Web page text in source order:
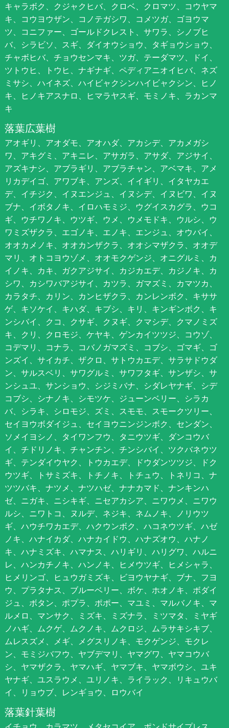
キャラボク、クジャクヒバ、クロベ、クロマツ、コウヤマ
キ、コウヨウザン、コノテガシワ、コメツガ、ゴヨウマ
ツ、コニファー、ゴールドクレスト、サワラ、シノブヒ
バ、シラビソ、スギ、ダイオウショウ、タギョウショウ、
チャボヒバ、チョウセンマキ、ツガ、テーダマツ、ドイ、
ツトウヒ、トウヒ、ナギナギ、ペディアニオイヒバ、ネズ
ミサシ、ハイネズ、ハイビャクシンハイビャクシン、ヒノ
キ、ヒノキアスナロ、ヒマラヤスギ、モミノキ、ラカンマ
キ
落葉広葉樹
アオギリ、アオダモ、アオハダ、アカシデ、アカメガシ
ワ、アキグミ、アキニレ、アサガラ、アサダ、アジサイ、
アズキナシ、アブラギリ、アブラチャン、アベマキ、アメ
リカデイゴ、アワブキ、アンズ、イイギリ、イタヤカエ
デ、イチジク、イヌエンジュ、イヌシデ、イヌビワ、イヌ
ブナ、イボタノキ、イロハモミジ、ウグイスカグラ、ウコ
ギ、ウチワノキ、ウツギ、ウメ、ウメモドキ、ウルシ、ウ
ワミズザクラ、エゴノキ、エノキ、エンジュ、オウバイ、
オオカメノキ、オオカンザクラ、オオシマザクラ、オオデ
マリ、オトコヨウゾメ、オオモクゲンジ、オニグルミ、カ
イノキ、カキ、ガクアジサイ、カジカエデ、カジノキ、カ
シワ、カシワバアジサイ、カツラ、ガマズミ、カマツカ、
カラタチ、カリン、カンヒザクラ、カンレンボク、キササ
ゲ、キソケイ、キハダ、キブシ、キリ、キンギンボク、キ
ンシバイ、クコ、クサギ、クヌギ、クマシデ、クマノミズ
キ、クリ、クロモジ、ケヤキ、ゲンカイツツジ、コウゾ、
コデマリ、コナラ、コバノガマズミ、コブシ、ゴマギ、ゴ
ンズイ、サイカチ、ザクロ、サトウカエデ、サラサドウダ
ン、サルスベリ、サワグルミ、サワフタギ、サンザシ、サ
ンシュユ、サンショウ、シジミバナ、シダレヤナギ、シデ
コブシ、シナノキ、シモツケ、ジューンベリー、シラカ
バ、シラキ、シロモジ、ズミ、スモモ、スモークツリー、
セイヨウボダイジュ、セイヨウニンジンボク、センダン、
ソメイヨシノ、タイワンフウ、タニウツギ、ダンコウバ
イ、チドリノキ、チャンチン、チンシバイ、ツクバネウツ
ギ、テンダイウヤク、トウカエデ、ドウダンツツジ、ドク
ウツギ、トサミズキ、トチノキ、トチュウ、トネリコ、ナ
ツツバキ、ナツメ、ナツハゼ、ナナカマド、ナンキンハ
ゼ、ニガキ、ニシキギ、ニセアカシア、ニワウメ、ニワウ
ルシ、ニワトコ、ヌルデ、ネジキ、ネムノキ、ノリウツ
ギ、ハウチワカエデ、ハクウンボク、ハコネウツギ、ハゼ
ノキ、ハナイカダ、ハナカイドウ、ハナズオウ、ハナノ
キ、ハナミズキ、ハマナス、ハリギリ、ハリグワ、ハルニ
レ、ハンカチノキ、ハンノキ、ヒメウツギ、ヒメシャラ、
ヒメリンゴ、ヒュウガミズキ、ビヨウヤナギ、ブナ、フヨ
ウ、プラタナス、ブルーベリー、ボケ、ホオノキ、ボダイ
ジュ、ボタン、ポプラ、ポポー、マユミ、マルバノキ、マ
ルメロ、マンサク、ミズキ、ミズナラ、ミツマタ、ミヤギ
ノハギ、ムクゲ、ムクノキ、ムクロジ、ムラサキシキブ、
ムレスズメ、メギ、メグスリノキ、モクゲンジ、モクレ
ン、モミジバフウ、ヤブデマリ、ヤマグワ、ヤマコウバ
シ、ヤマザクラ、ヤマハギ、ヤマブキ、ヤマボウシ、ユキ
ヤナギ、ユスラウメ、ユリノキ、ライラック、リキュウバ
イ、リョウブ、レンギョウ、ロウバイ
落葉針葉樹